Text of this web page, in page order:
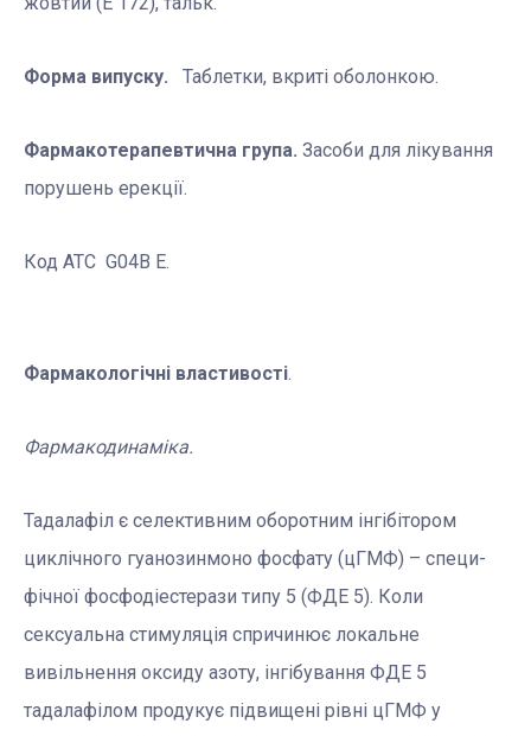
Форма випуску. Таблетки, вкриті оболонкою.
Фармакотерапевтична група. Засоби для лікування
порушень ерекції.
Код АТС G04B E.
Фармакологічні властивості.
Фармакодинаміка.
Тадалафіл є селективним оборотним інгібітором
циклічного гуанозинмоно фосфату (цГМФ) – специ-
фічної фосфодіестерази типу 5 (ФДЕ 5). Коли
сексуальна стимуляція спричинює локальне
вивільнення оксиду азоту, інгібування ФДЕ 5
тадалафілом продукує підвищені рівні цГМФ у